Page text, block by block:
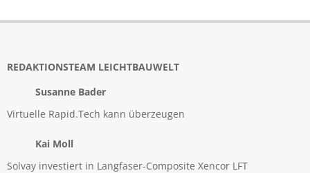
REDAKTIONSTEAM LEICHTBAUWELT
Susanne Bader
Virtuelle Rapid.Tech kann überzeugen
Kai Moll
Solvay investiert in Langfaser-Composite Xencor LFT